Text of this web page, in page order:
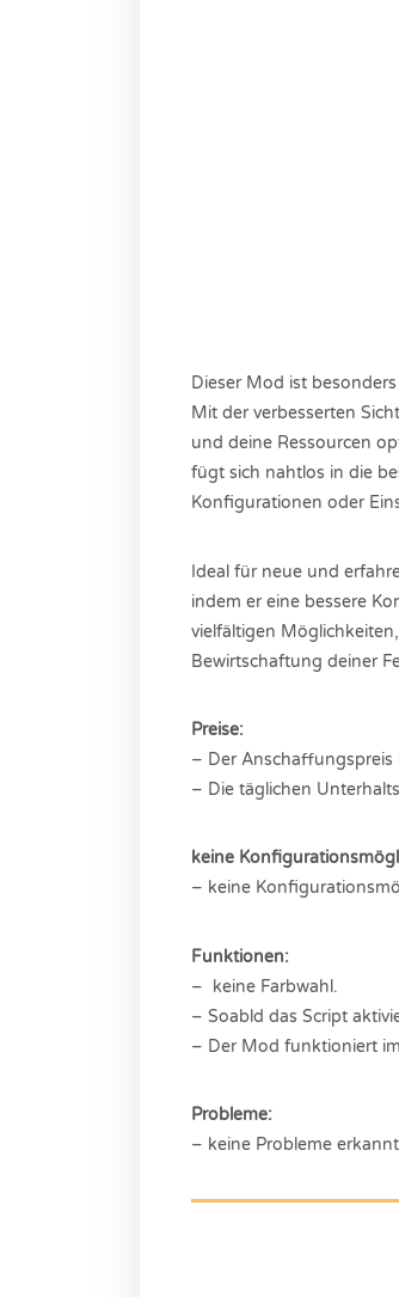
Dieser Mod ist
Mit der verbesserten
und deine Ressourcen
fügt sich nahtlos in die
Konfigurationen oder
Ideal für neue und
indem er eine bessere
vielfältigen
Bewirtschaftung deiner
Preise:
– Der
– Die täglichen
keine
– keine
Funktionen:
– keine Farbwahl.
– Soabld das Script
– Der Mod funktioniert
Probleme:
– keine Probleme